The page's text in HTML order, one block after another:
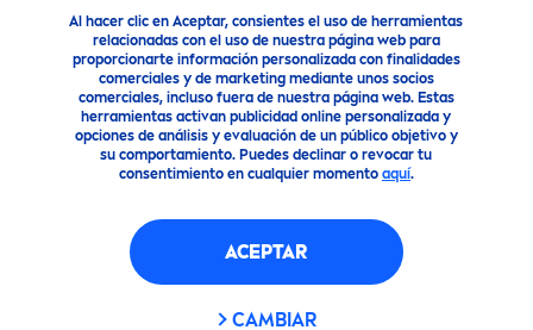
Al hacer clic en Aceptar, consientes el uso de herramientas
relacionadas con el uso de nuestra página web para
proporcionarte información personalizada con finalidades
comerciales y de marketing mediante unos socios
comerciales, incluso fuera de nuestra página web. Estas
herramientas activan publicidad online personalizada y
opciones de análisis y evaluación de un público objetivo y
su comportamiento. Puedes declinar o revocar tu
consentimiento en cualquier momento aquí.
ACEPTAR
CAMBIAR